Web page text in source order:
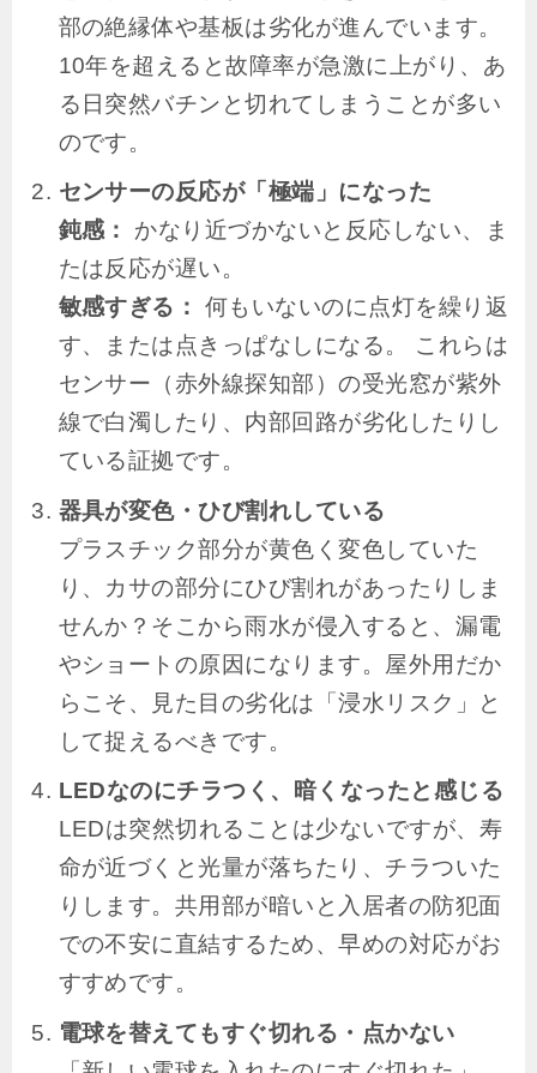
部の絶縁体や基板は劣化が進んでいます。
10年を超えると故障率が急激に上がり、あ
る日突然バチンと切れてしまうことが多い
のです。
センサーの反応が「極端」になった
鈍感： かなり近づかないと反応しない、ま
たは反応が遅い。
敏感すぎる： 何もいないのに点灯を繰り返
す、または点きっぱなしになる。 これらは
センサー（赤外線探知部）の受光窓が紫外
線で白濁したり、内部回路が劣化したりし
ている証拠です。
器具が変色・ひび割れしている
プラスチック部分が黄色く変色していた
り、カサの部分にひび割れがあったりしま
せんか？そこから雨水が侵入すると、漏電
やショートの原因になります。屋外用だか
らこそ、見た目の劣化は「浸水リスク」と
して捉えるべきです。
LEDなのにチラつく、暗くなったと感じる
LEDは突然切れることは少ないですが、寿
命が近づくと光量が落ちたり、チラついた
りします。共用部が暗いと入居者の防犯面
での不安に直結するため、早めの対応がお
すすめです。
電球を替えてもすぐ切れる・点かない